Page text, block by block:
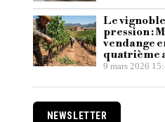
Le
pression :
vendange
quatrième
9 mars 2026
NEWSLETTER